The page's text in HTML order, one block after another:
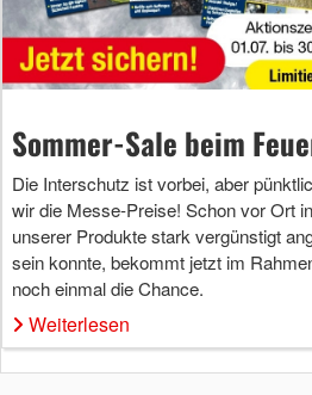
Sommer-Sale beim
Die Interschutz ist vorbei, aber
wir die Messe-Preise! Schon vor Ort
unserer Produkte stark vergünstigt
sein konnte, bekommt jetzt im
noch einmal die Chance.
Weiterlesen